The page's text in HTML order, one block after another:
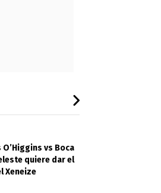
vs Boca
quiere dar el
Xeneize